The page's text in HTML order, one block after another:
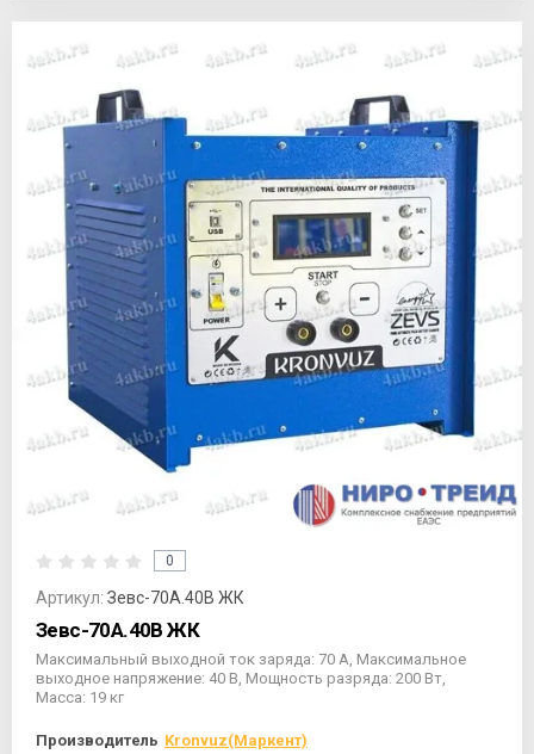
0
Артикул: Зевс-70А.40В ЖК
Зевс-70А.40В ЖК
Максимальный выходной ток заряда: 70 А, Максимальное
выходное напряжение: 40 В, Мощность разряда: 200 Вт,
Масса: 19 кг
Производитель Kronvuz(Маркент)